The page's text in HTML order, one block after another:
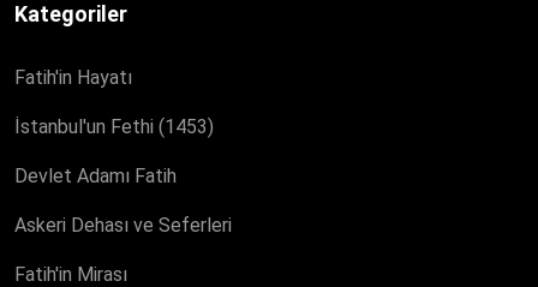
Kategoriler
Fatih'in Hayatı
İstanbul'un Fethi (1453)
Devlet Adamı Fatih
Askeri Dehası ve Seferleri
Fatih'in Mirası